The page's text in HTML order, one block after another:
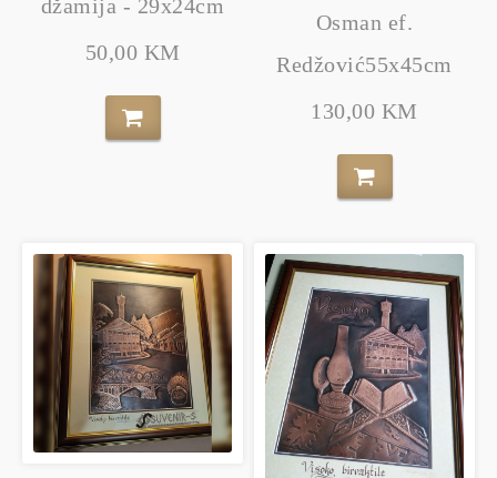
džamija - 29x24cm
50,00 KM
Osman ef.
Redžović55x45cm
130,00 KM